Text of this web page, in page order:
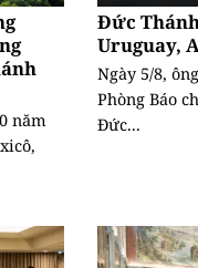
năm
Đức
Uruguay,
Ngày 5/8,
Phòng Báo
Đức...